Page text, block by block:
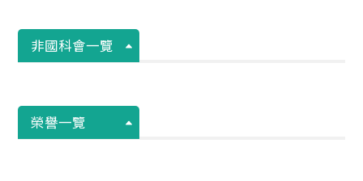
非國科會一覽
榮譽一覽